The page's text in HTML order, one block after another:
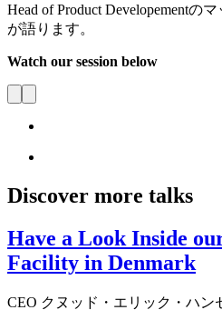
Head of Product Developementの
が語ります。
Watch our session below
Discover more talks
Have a Look Inside
Facility in Denmark
CEO クヌッド・エリック・ハ